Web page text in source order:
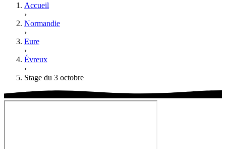
Accueil
›
Normandie
›
Eure
›
Évreux
›
Stage du 3 octobre